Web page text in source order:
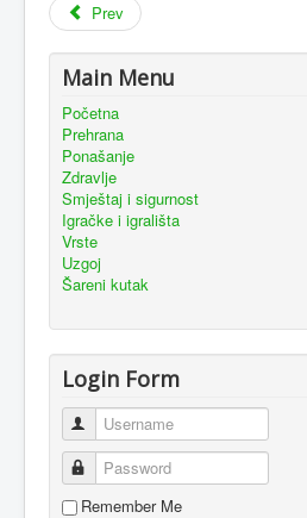
Prev
Main Menu
Početna
Prehrana
Ponašanje
Zdravlje
Smještaj i sigurnost
Igračke i igrališta
Vrste
Uzgoj
Šareni kutak
Login Form
Username
Password
Remember Me